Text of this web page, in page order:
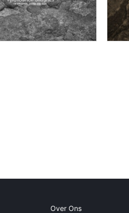
Over Ons